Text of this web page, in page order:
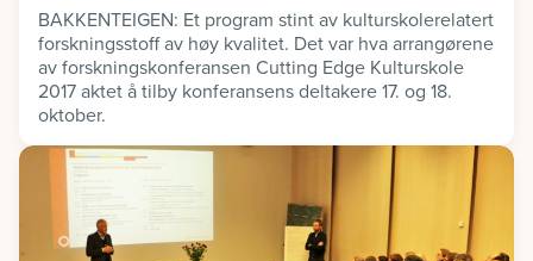
BAKKENTEIGEN: Et program stint av kulturskolerelatert
forskningsstoff av høy kvalitet. Det var hva arrangørene
av forskningskonferansen Cutting Edge Kulturskole
2017 aktet å tilby konferansens deltakere 17. og 18.
oktober.